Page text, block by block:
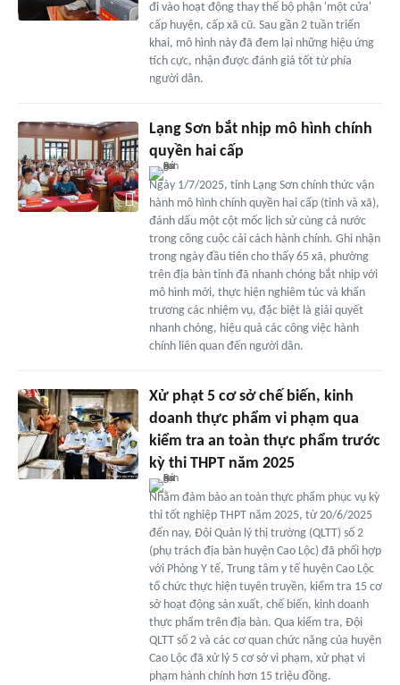
đi vào hoạt động thay thế bộ phận 'một cửa'
cấp huyện, cấp xã cũ. Sau gần 2 tuần triển
khai, mô hình này đã đem lại những hiệu ứng
tích cực, nhận được đánh giá tốt từ phía
người dân.
Lạng Sơn bắt nhịp mô hình chính
quyền hai cấp
Ngày 1/7/2025, tỉnh Lạng Sơn chính thức vận
hành mô hình chính quyền hai cấp (tỉnh và xã),
đánh dấu một cột mốc lịch sử cùng cả nước
trong công cuộc cải cách hành chính. Ghi nhận
trong ngày đầu tiên cho thấy 65 xã, phường
trên địa bàn tỉnh đã nhanh chóng bắt nhịp với
mô hình mới, thực hiện nghiêm túc và khẩn
trương các nhiệm vụ, đặc biệt là giải quyết
nhanh chóng, hiệu quả các công việc hành
chính liên quan đến người dân.
Xử phạt 5 cơ sở chế biến, kinh
doanh thực phẩm vi phạm qua
kiểm tra an toàn thực phẩm trước
kỳ thi THPT năm 2025
Nhằm đảm bảo an toàn thực phẩm phục vụ kỳ
thi tốt nghiệp THPT năm 2025, từ 20/6/2025
đến nay, Đội Quản lý thị trường (QLTT) số 2
(phụ trách địa bàn huyện Cao Lộc) đã phối hợp
với Phòng Y tế, Trung tâm y tế huyện Cao Lộc
tổ chức thực hiện tuyên truyền, kiểm tra 15 cơ
sở hoạt động sản xuất, chế biến, kinh doanh
thực phẩm trên địa bàn. Qua kiểm tra, Đội
QLTT số 2 và các cơ quan chức năng của huyện
Cao Lộc đã xử lý 5 cơ sở vi phạm, xử phạt vi
phạm hành chính hơn 15 triệu đồng.